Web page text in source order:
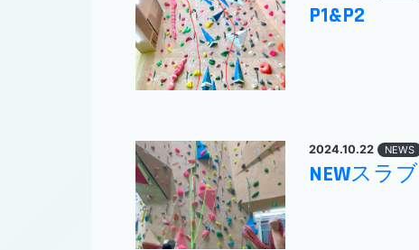
P1&P2
2024.10.22 NEWS
NEWスラブ